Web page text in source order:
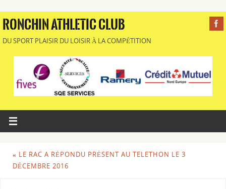
RONCHIN ATHLETIC CLUB
DU SPORT PLAISIR DU LOISIR À LA COMPÉTITION
« LE RAC A RÉPONDU PRÉSENT AU TELETHON LE 3
DÉCEMBRE 2016